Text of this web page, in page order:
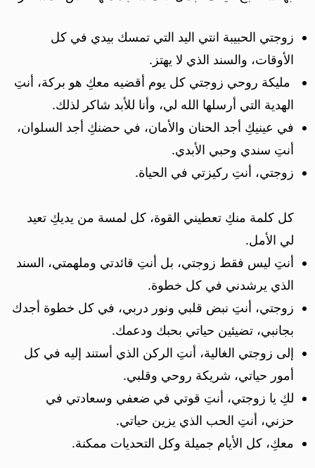
زوجتي الحبيبة انتي اليد التي تمسك بيدي في كل
الأوقات، والسند الذي لا يهتز.
مليكة روحي زوجتي كل يوم أقضيه معكِ هو بركة، أنتِ
الهدية التي أرسلها الله لي، وأنا للأبد شاكر لذلك.
في عينيكِ أجد الحنان والأمان، في حضنكِ أجد السلوان،
أنتِ سندي وحبي الأبدي.
زوجتي، أنتِ ركيزتي في الحياة.
كل كلمة منكِ تعطيني القوة، كل لمسة من يديكِ تعيد
لي الأمل.
أنتِ ليس فقط زوجتي، بل أنتِ قائدتي وملهمتي، السند
الذي يرشدني في كل خطوة.
زوجتي، أنتِ نبض قلبي ونور دربي، في كل خطوة أجدك
بجانبي، تضيئين حياتي بحبك ودعمك.
إلى زوجتي الغالية، أنتِ الركن الذي أستند إليه في كل
أمور حياتي، شريكة روحي وقلبي.
لكِ يا زوجتي، أنتِ قوتي في ضعفي وسعادتي في
حزني، أنتِ الحب الذي يزين حياتي.
معكِ، كل الأيام جميلة وكل التحديات ممكنة.